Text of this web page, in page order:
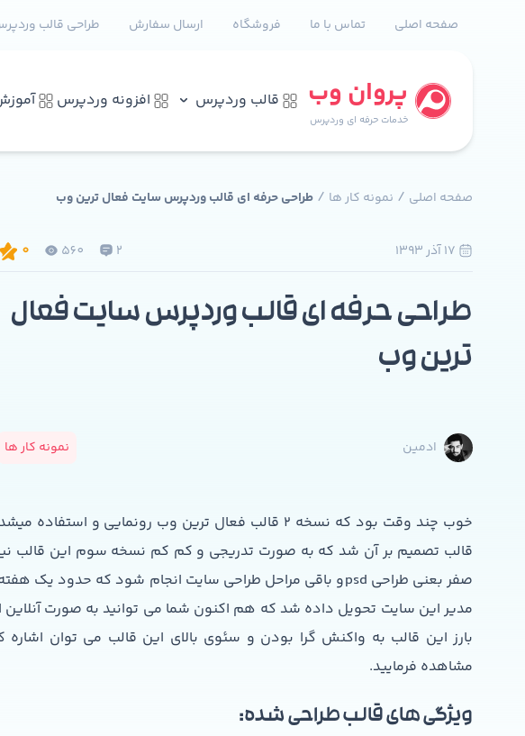
صفحه اصلی تماس با ما فروشگاه ارسال سفارش طراحی قالب
پروان وب
خدمات حرفه ای وردپرس
قالب وردپرس افزونه وردپرس
صفحه اصلی / نمونه کار ها / طراحی حرفه ای قالب وردپرس سایت فعال ترین وب
2
560
0
طراحی حرفه ای قالب وردپرس سایت فعال
ترین وب
ادمین نمونه کار ها
خوب چند وقت بود که نسخه 2 قالب فعال ترین وب رونمایی
قالب تصمیم بر آن شد که به صورت تدریجی و کم کم نسخه سوم این قالب نیز
مدیر این سایت تحویل داده شد که هم اکنون شما می توانید به صورت آنلاین
بارز این قالب به واکنش گرا بودن و سئوی بالای این قالب می توان اشاره
مشاهده فرمایید.
ویژگی های قالب طراحی شده: